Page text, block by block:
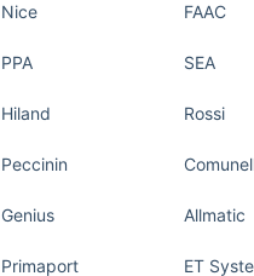
Nice FAAC
PPA SEA
Hiland Rossi
Peccinin
Genius Allmatic
Primaport ET